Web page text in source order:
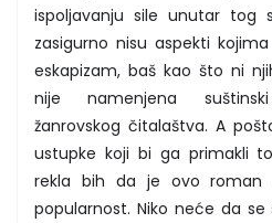
ispoljavanju sile unutar tog
zasigurno nisu aspekti
eskapizam, baš kao što ni
nije namenjena
žanrovskog čitalaštva. A
ustupke koji bi ga primakli
rekla bih da je ovo roman
popularnost. Niko neće da